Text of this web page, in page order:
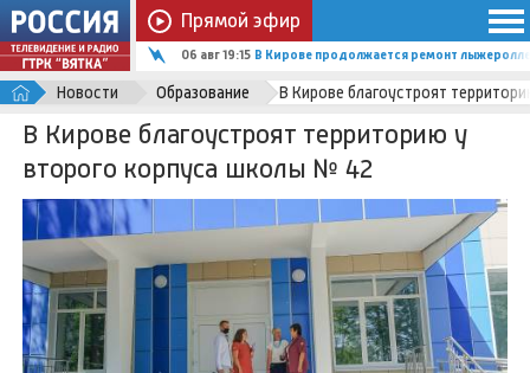
Прямой эфир
06 авг 19:15 В Кирове продолжается ремонт
Новости Образование В Кирове благоустроят
В Кирове благоустроят территорию у
второго корпуса школы № 42